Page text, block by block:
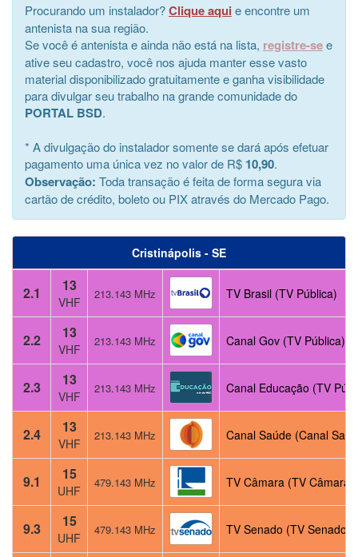
Procurando um instalador?Clique aqui e encontre um
antenista na sua região.
Se você é antenista e ainda não está na lista, registre-see
ative seu cadastro, você nos ajuda manter esse vasto
material disponibilizado gratuitamente e ganha visibilidade
para divulgar seu trabalho na grande comunidade do
PORTAL BSD.
* A divulgação do instalador somente se dará após efetuar
pagamento uma única vez no valor de R$ 10,90.
Observação: Toda transação é feita de forma segura via
cartão de crédito, boleto ou PIX através do Mercado Pago.
Cristinápolis - SE
2.1 13
VHF
213.143 MHz TV Brasil (TV Pública)
2.2 13
VHF
213.143 MHz Canal Gov (TV Pública)
2.3 13
VHF
213.143 MHz Canal Educação (TV
2.4 13
VHF
213.143 MHz Canal Saúde (Canal
9.1 15
UHF
479.143 MHz TV Câmara (TV Câmara)
9.3 15
UHF
479.143 MHz TV Senado (TV Senado)